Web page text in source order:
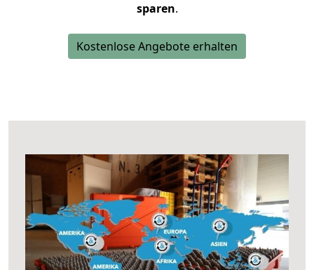
sparen.
Kostenlose Angebote erhalten